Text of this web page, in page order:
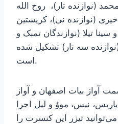
(نوازنده تار)، روح الله
(نوازنده نی)، کریستین
تیلا (نوازندگان تمبک و
سه تار) تشکیل شده
است.
آواز بیات اصفهان و آواز
نیس، مووُ و لیل اجرا
تیزر این کنسرت را